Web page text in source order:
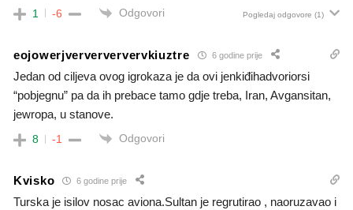
1 -6 Odgovori Pogledaj odgovore (1)
eojowerjververververvkiuztre 6 godine prije
Jedan od ciljeva ovog igrokaza je da ovi jenkiđihadvoriorsi
“pobjegnu” pa da ih prebace tamo gdje treba, Iran, Avgansitan,
jewropa, u stanove.
8 -1 Odgovori
Kvisko 6 godine prije
Turska je isilov nosac aviona.Sultan je regrutirao , naoruzavao i